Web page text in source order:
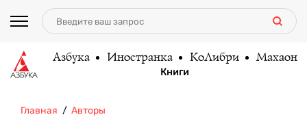
Азбука Иностранка КоЛибри Махаон
Книги
Главная Авторы